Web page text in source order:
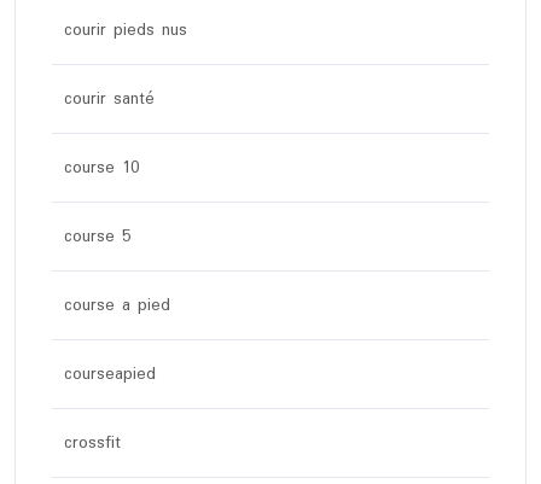
courir pieds nus
courir santé
course 10
course 5
course a pied
courseapied
crossfit